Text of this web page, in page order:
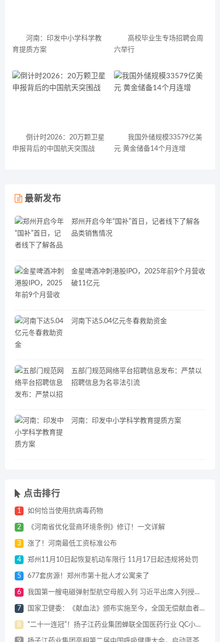
河南：印发中小学科学教
育提质方案
高校毕业生专场招聘会周
六举行
倒计时2026：20万颗卫星
申报背后的中国航天突围战
我国外储规模33579亿美
元 黄金储备14个月连增
最新发布
郑州开启今年“国补”首日，记者线下了解各
品类销售情况
金星啤酒冲刺港股IPO，2025年前9个月营收
破11亿元
河南下达5.04亿元冬春救助资金
五部门规范网络平台招聘信息发布：严禁以
招聘信息为名非法引流
河南：印发中小学科学教育提质方案
点击排行
1 如何恰当使用抗病毒药物
2 《河南省优化营商环境条例》修订！一文详解
3 涨了！河南最低工资标准公布
4 郑州11月10日起恢复机动车限行 11月17日起违规将处罚
5 677套房源！郑州市第十批人才公寓来了
6 我国第一艘电磁弹射型航空母舰入列 习近平出席入列授旗仪式并登舰视察
7 国家卫健委：《献血法》颁布实施至今，全国无偿献血者达1.4亿人
8 “二十一连冠”！扬子江药业集团蝉联全国医药行业 QC小组成果发表一等奖总数冠军